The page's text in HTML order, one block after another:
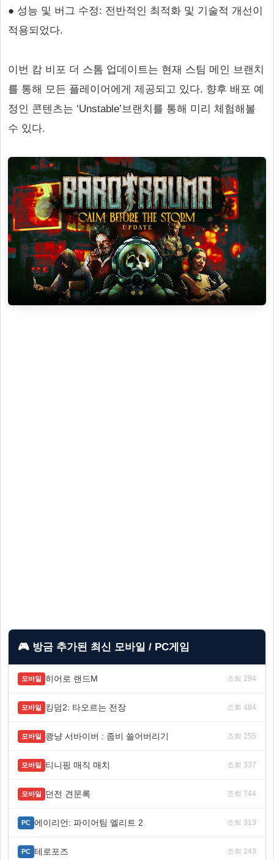
● 성능 및 버그 수정: 전반적인 최적화 및 기술적 개선이
적용되었다.
이번 캄 비포 더 스톰 업데이트는 현재 스팀 메인 브랜치
를 통해 모든 플레이어에게 제공되고 있다. 향후 배포 예
정인 콘텐츠는 ‘Unstable’브랜치를 통해 미리 체험해볼
수 있다.
🎮 방금 추가된 최신 모바일 / PC게임
모바일 히어로 랜드M 조회 294
모바일 킹덤2: 타오르는 전장 조회 484
모바일 쾅냥 서바이버 : 좀비 쓸어버리기 조회 255
모바일 티니핑 매직 매치 조회 337
모바일 던전 견문록 조회 744
PC 에이리언: 파이어팀 엘리트 2 조회 313
PC 테로포즈 조회 243